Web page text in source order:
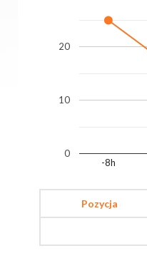
-8h
0
10
20
Pozycja